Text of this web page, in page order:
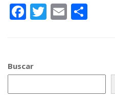
F
b
o
o
T E
ar
ti
Buscar